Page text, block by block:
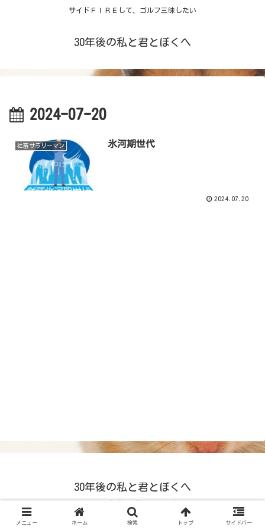
サイドＦＩＲＥして、ゴルフ三昧したい
30年後の私と君とぼくへ
2024-07-20
社畜サラリーマン 氷河期世代
2024.07.20
30年後の私と君とぼくへ
メニュー ホーム 検索 トップ サイドバー